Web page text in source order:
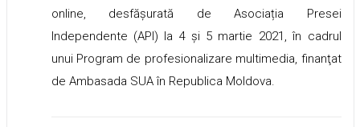
online, desfășurată de Asociația Presei
Independente (API) la 4 și 5 martie 2021, în cadrul
unui Program de profesionalizare multimedia, finanţat
de Ambasada SUA în Republica Moldova.